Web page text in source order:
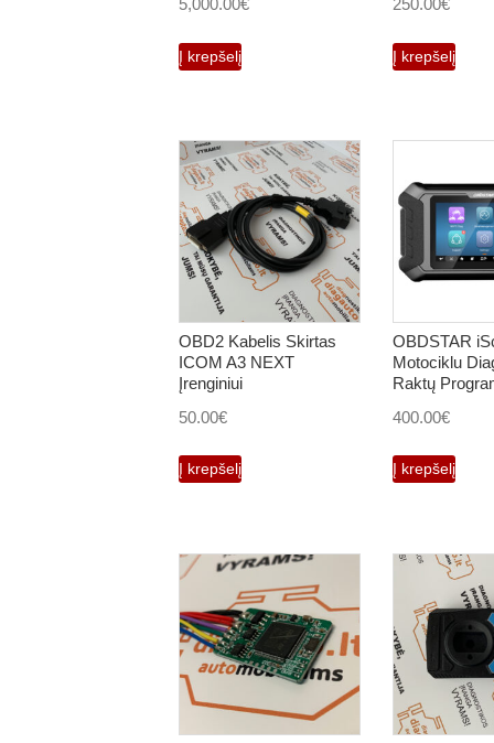
5,000.00€
Į krepšelį
250.00€
Į krepšelį
OBD2 Kabelis Skirtas
ICOM A3 NEXT
Įrenginiui
50.00€
Į krepšelį
OBDSTAR
Motociklu
Raktų
400.00€
Į krepšelį